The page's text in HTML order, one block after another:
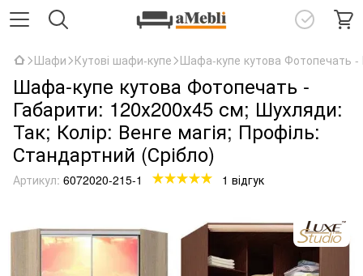
Шафи Кутові шафи-купе Шафа-купе кутова Фотопечать -
Шафа-купе кутова Фотопечать -
Габарити: 120х200х45 см; Шухляди:
Так; Колір: Венге магія; Профіль:
Стандартний (Срібло)
Артикул: 6072020-215-1 1 відгук